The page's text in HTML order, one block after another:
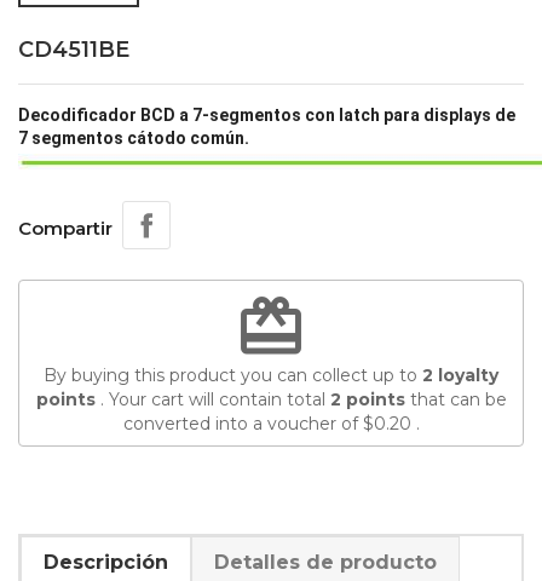
CD4511BE
Decodificador BCD a 7-segmentos con latch para displays de
7 segmentos cátodo común.
Compartir
redeem
By buying this product you can collect up to 2 loyalty
points. Your cart will contain total 2 pointsthat can be
converted into a voucher of$0.20 .
Descripción Detalles de producto